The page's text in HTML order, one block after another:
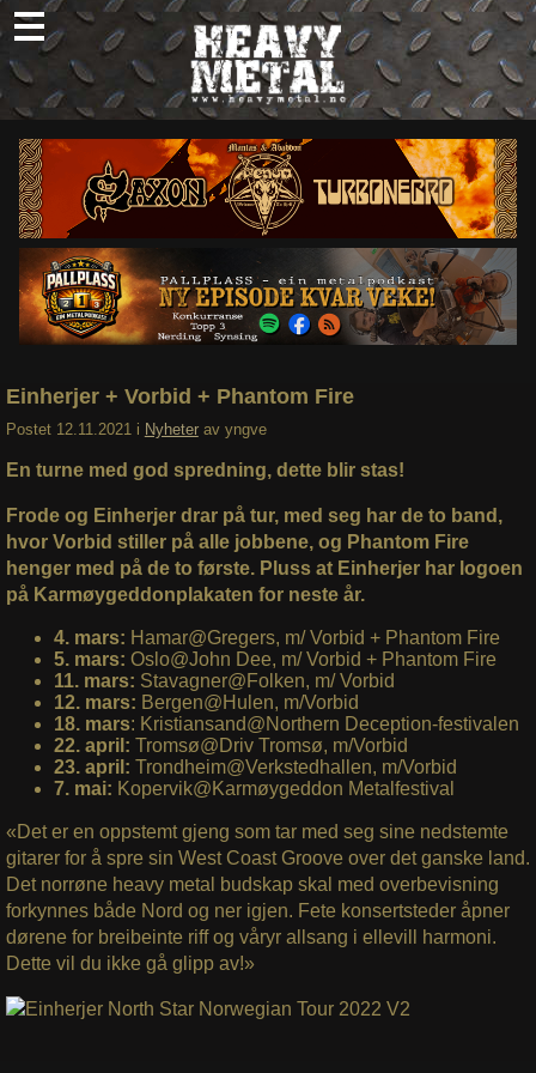
Skip
to
content
Nyheter
Omtaler
Intervjuer
Om oss
Abonner
Søk
Einherjer + Vorbid + Phantom Fire
Postet 12.11.2021 i Nyheter av yngve
En turne med god spredning, dette blir stas!
Frode og Einherjer drar på tur, med seg har de to band,
hvor Vorbid stiller på alle jobbene, og Phantom Fire
henger med på de to første. Pluss at Einherjer har logoen
på Karmøygeddonplakaten for neste år.
4. mars: Hamar@Gregers, m/ Vorbid + Phantom Fire
5. mars: Oslo@John Dee, m/ Vorbid + Phantom Fire
11. mars: Stavagner@Folken, m/ Vorbid
12. mars: Bergen@Hulen, m/Vorbid
18. mars: Kristiansand@Northern Deception-festivalen
22. april: Tromsø@Driv Tromsø, m/Vorbid
23. april: Trondheim@Verkstedhallen, m/Vorbid
7. mai: Kopervik@Karmøygeddon Metalfestival
«Det er en oppstemt gjeng som tar med seg sine nedstemte
gitarer for å spre sin West Coast Groove over det ganske land.
Det norrøne heavy metal budskap skal med overbevisning
forkynnes både Nord og ner igjen. Fete konsertsteder åpner
dørene for breibeinte riff og våryr allsang i ellevill harmoni.
Dette vil du ikke gå glipp av!»